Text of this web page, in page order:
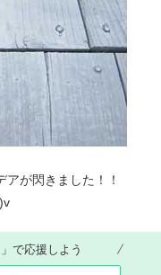
が閃きました！！
で応援しよう